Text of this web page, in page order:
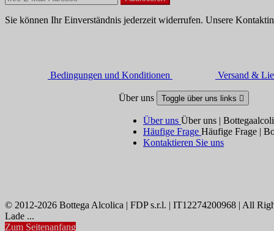
Sie können Ihr Einverständnis jederzeit widerrufen. Unsere
Bedingungen und Konditionen Versand &
Über uns Toggle über uns links 
Über uns Über uns |
Häufige Frage Häufige Frage |
Kontaktieren Sie uns
© 2012-2026 Bottega Alcolica | FDP s.r.l. | IT12274200968 | All
Lade ...
Zum Seitenanfang